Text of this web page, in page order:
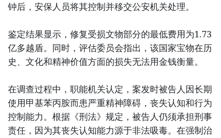
钟后，安保人员将其控制并移交公安机关处理。
鉴定结果显示，修复受损文物部分的最低费用为1.73
亿多越盾。同时，评估委员会指出，该国家宝物在历
史、文化和精神价值方面的损失无法用金钱衡量。
在调查过程中，职能机关认定，案发时被告人因长期
使用甲基苯丙胺而患严重精神障碍，丧失认知和行为
控制能力。根据《刑法》规定，被告人仍须承担刑事
责任，因为其丧失认知能力源于非法吸毒。在强制治